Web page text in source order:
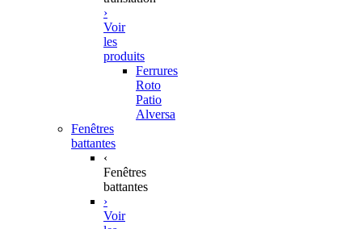
›
Voir
les
produits
Ferrures
Roto
Patio
Alversa
Fenêtres
battantes
‹
Fenêtres
battantes
›
Voir